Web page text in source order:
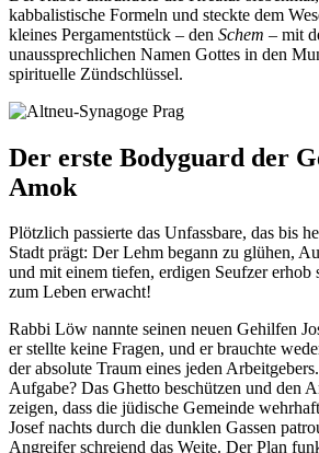
kabbalistische Formeln und steckte dem
kleines Pergamentstück – den Schem – mit
unaussprechlichen Namen Gottes in den
spirituelle Zündschlüssel.
Der erste Bodyguard der
Amok
Plötzlich passierte das Unfassbare, das bis
Stadt prägt: Der Lehm begann zu glühen,
und mit einem tiefen, erdigen Seufzer
zum Leben erwacht!
Rabbi Löw nannte seinen neuen Gehilfen
er stellte keine Fragen, und er brauchte
der absolute Traum eines jeden
Aufgabe? Das Ghetto beschützen und den
zeigen, dass die jüdische Gemeinde
Josef nachts durch die dunklen Gassen
Angreifer schreiend das Weite. Der Plan